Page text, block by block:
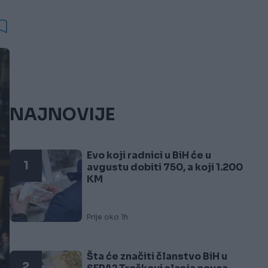
NAJNOVIJE
1
Evo koji radnici u BiH će u
avgustu dobiti 750, a koji 1.200
KM
Prije oko 1h
Šta će značiti članstvo BiH u